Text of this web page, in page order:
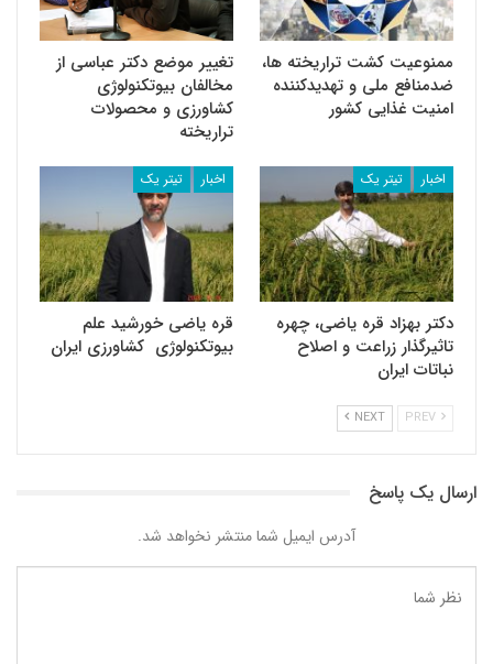
ممنوعیت کشت تراریخته ها،
ضدمنافع ملی و تهدیدکننده
امنیت غذایی کشور
تغییر موضع دکتر عباسی از
مخالفان بیوتکنولوژی
کشاورزی و محصولات
تراریخته
اخبار تیتر یک
دکتر بهزاد قره یاضی، چهره
تاثیرگذار زراعت و اصلاح
نباتات ایران
اخبار تیتر یک
قره یاضی خورشید علم
بیوتکنولوژی کشاورزی ایران
NEXT
ارسال یک پاسخ
آدرس ایمیل شما منتشر نخواهد شد.